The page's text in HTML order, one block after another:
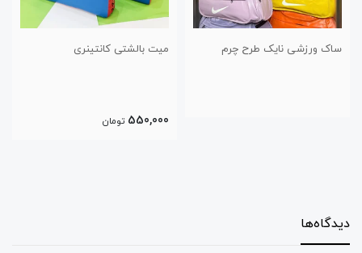
ساک ورزشی نایک طرح چرم میت بالشتی کانتینری
550,000 تومان
دیدگاه‌ها